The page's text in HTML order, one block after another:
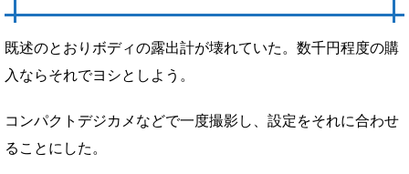
既述のとおりボディの露出計が壊れていた。数千円程度の購
入ならそれでヨシとしよう。
コンパクトデジカメなどで一度撮影し、設定をそれに合わせ
ることにした。